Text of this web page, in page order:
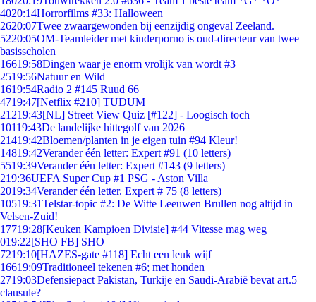
4020:14Horrorfilms #33: Halloween
2620:07Twee zwaargewonden bij eenzijdig ongeval Zeeland.
5220:05OM-Teamleider met kinderporno is oud-directeur van twee
basisscholen
16619:58Dingen waar je enorm vrolijk van wordt #3
2519:56Natuur en Wild
1619:54Radio 2 #145 Ruud 66
4719:47[Netflix #210] TUDUM
21219:43[NL] Street View Quiz [#122] - Loogisch toch
10119:43De landelijke hittegolf van 2026
21419:42Bloemen/planten in je eigen tuin #94 Kleur!
14819:42Verander één letter: Expert #91 (10 letters)
5519:39Verander één letter: Expert #143 (9 letters)
219:36UEFA Super Cup #1 PSG - Aston Villa
2019:34Verander één letter. Expert # 75 (8 letters)
10519:31Telstar-topic #2: De Witte Leeuwen Brullen nog altijd in
Velsen-Zuid!
17719:28[Keuken Kampioen Divisie] #44 Vitesse mag weg
019:22[SHO FB] SHO
7219:10[HAZES-gate #118] Echt een leuk wijf
16619:09Traditioneel tekenen #6; met honden
2719:03Defensiepact Pakistan, Turkije en Saudi-Arabië bevat art.5
clausule?